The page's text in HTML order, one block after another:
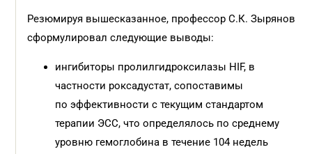
Резюмируя вышесказанное, профессор С.К. Зырянов
сформулировал следующие выводы:
ингибиторы пролилгидроксилазы HIF, в
частности роксадустат, сопоставимы
по эффективности с текущим стандартом
терапии ЭСС, что определялось по среднему
уровню гемоглобина в течение 104 недель